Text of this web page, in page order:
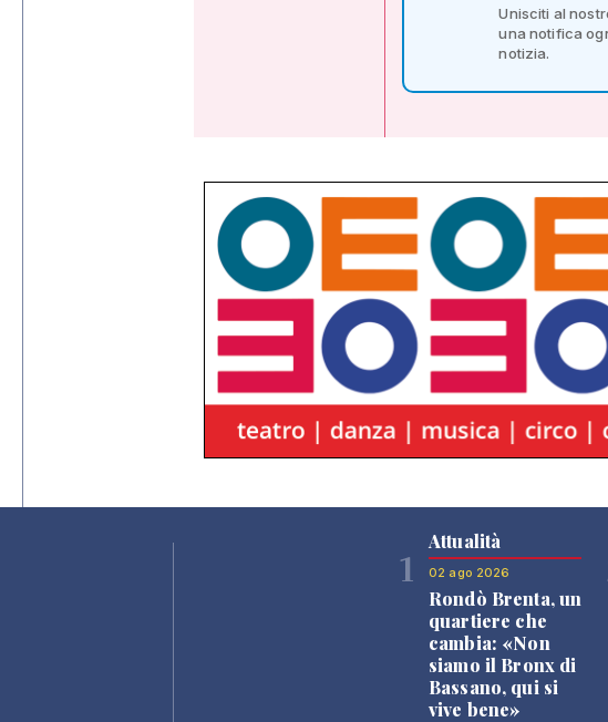
Unisciti al
una notifica
notizia.
1
Attualità
02 ago 2026
Rondò Brenta, un
quartiere che
cambia: «Non
siamo il Bronx di
Bassano, qui si
vive bene»